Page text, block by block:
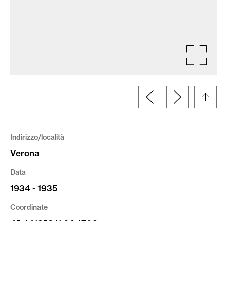
Indirizzo/località
Verona
Data
1934 - 1935
Coordinate
45.441256,11.004703